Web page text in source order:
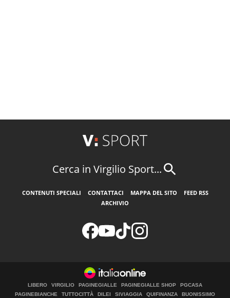
Cerca in Virgilio Sport...
CONTENUTI SPECIALI CONTATTACI MAPPA DEL SITO
FEED RSS
ARCHIVIO
LIBERO VIRGILIO PAGINEGIALLE PAGINEGIALLE SHOP
PGCASA
PAGINEBIANCHE
TUTTOCITTÀ DILEI SIVIAGGIA QUIFINANZA BUONISSIMO